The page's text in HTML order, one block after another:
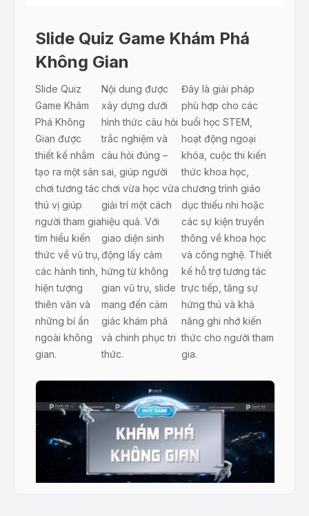
Slide Quiz Game Khám Phá
Không Gian
Slide Quiz
Game Khám
Phá Không
Gian được
thiết kế nhằm
tạo ra một sân
chơi tương tác
thú vị giúp
người tham gia
tìm hiểu kiến
thức về vũ trụ,
các hành tinh,
hiện tượng
thiên văn và
những bí ẩn
ngoài không
gian.
Nội dung được
xây dựng dưới
hình thức câu hỏi
trắc nghiệm và
câu hỏi đúng –
sai, giúp người
chơi vừa học vừa
giải trí một cách
hiệu quả. Với
giao diện sinh
động lấy cảm
hứng từ không
gian vũ trụ, slide
mang đến cảm
giác khám phá
và chinh phục tri
thức.
Đây là giải pháp
phù hợp cho các
buổi học STEM,
hoạt động ngoại
khóa, cuộc thi kiến
thức khoa học,
chương trình giáo
dục thiếu nhi hoặc
các sự kiện truyền
thông về khoa học
và công nghệ. Thiết
kế hỗ trợ tương tác
trực tiếp, tăng sự
hứng thú và khả
năng ghi nhớ kiến
thức cho người tham
gia.